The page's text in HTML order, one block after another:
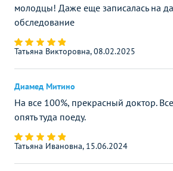
молодцы! Даже еще записалась на
обследование
Татьяна Викторовна, 08.02.2025
Диамед Митино
На все 100%, прекрасный доктор.
опять туда поеду.
Татьяна Ивановна, 15.06.2024